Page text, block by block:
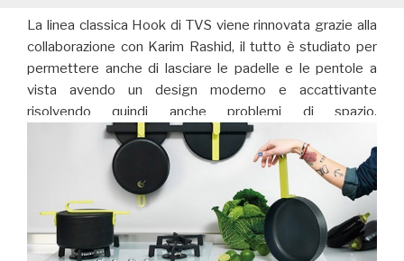
La linea classica Hook di TVS viene rinnovata grazie alla
collaborazione con Karim Rashid, il tutto è studiato per
permettere anche di lasciare le padelle e le pentole a
vista avendo un design moderno e accattivante
risolvendo quindi anche problemi di spazio.